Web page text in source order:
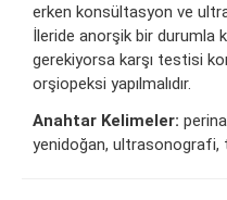
erken konsültasyon ve
İleride anorşik bir durumla
gerekiyorsa karşı testisi
orşiopeksi yapılmalıdır.
Anahtar Kelimeler:
yenidoğan, ultrasonografi,